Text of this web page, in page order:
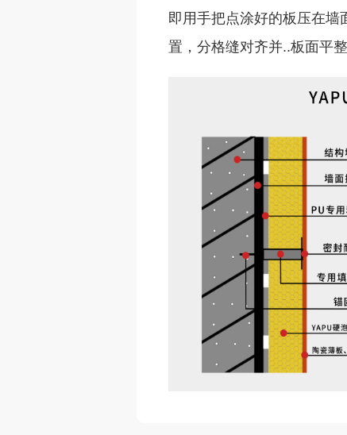
即用手把点涂好的板压在墙
置，分格缝对齐并..板面平